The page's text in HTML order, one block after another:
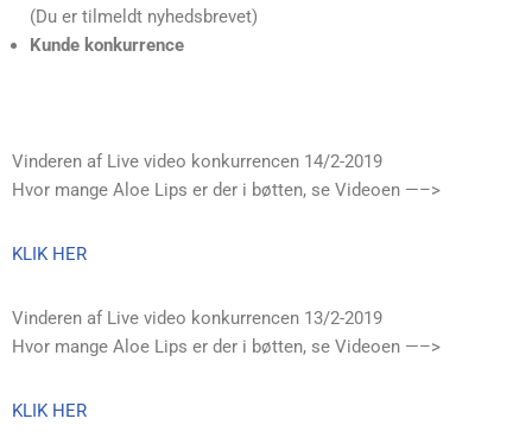
(Du er tilmeldt nyhedsbrevet)
Kunde konkurrence
Vinderen af Live video konkurrencen 14/2-2019
Hvor mange Aloe Lips er der i bøtten, se Videoen —–>
KLIK HER
Vinderen af Live video konkurrencen 13/2-2019
Hvor mange Aloe Lips er der i bøtten, se Videoen —–>
KLIK HER